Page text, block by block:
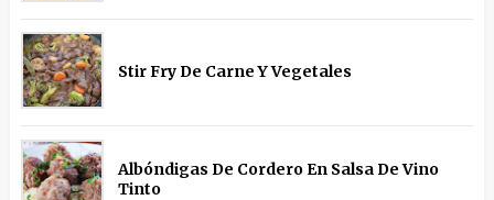
Stir Fry De Carne Y Vegetales
Albóndigas De Cordero En Salsa De Vino
Tinto